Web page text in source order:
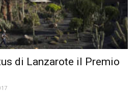
di Lanzarote il Premio